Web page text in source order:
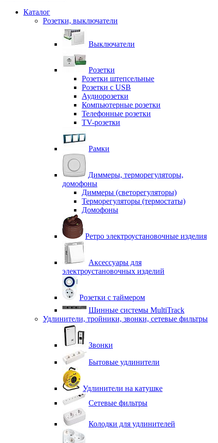
Каталог
Розетки, выключатели
Выключатели
Розетки
Розетки штепсельные
Розетки с USB
Аудиорозетки
Компьютерные розетки
Телефонные розетки
TV-розетки
Рамки
Диммеры, терморегуляторы,
домофоны
Диммеры (светорегуляторы)
Терморегуляторы (термостаты)
Домофоны
Ретро электроустановочные изделия
Аксессуары для
электроустановочных изделий
Розетки с таймером
Шинные системы MultiTrack
Удлинители, тройники, звонки, сетевые фильтры
Звонки
Бытовые удлинители
Удлинители на катушке
Сетевые фильтры
Колодки для удлинителей